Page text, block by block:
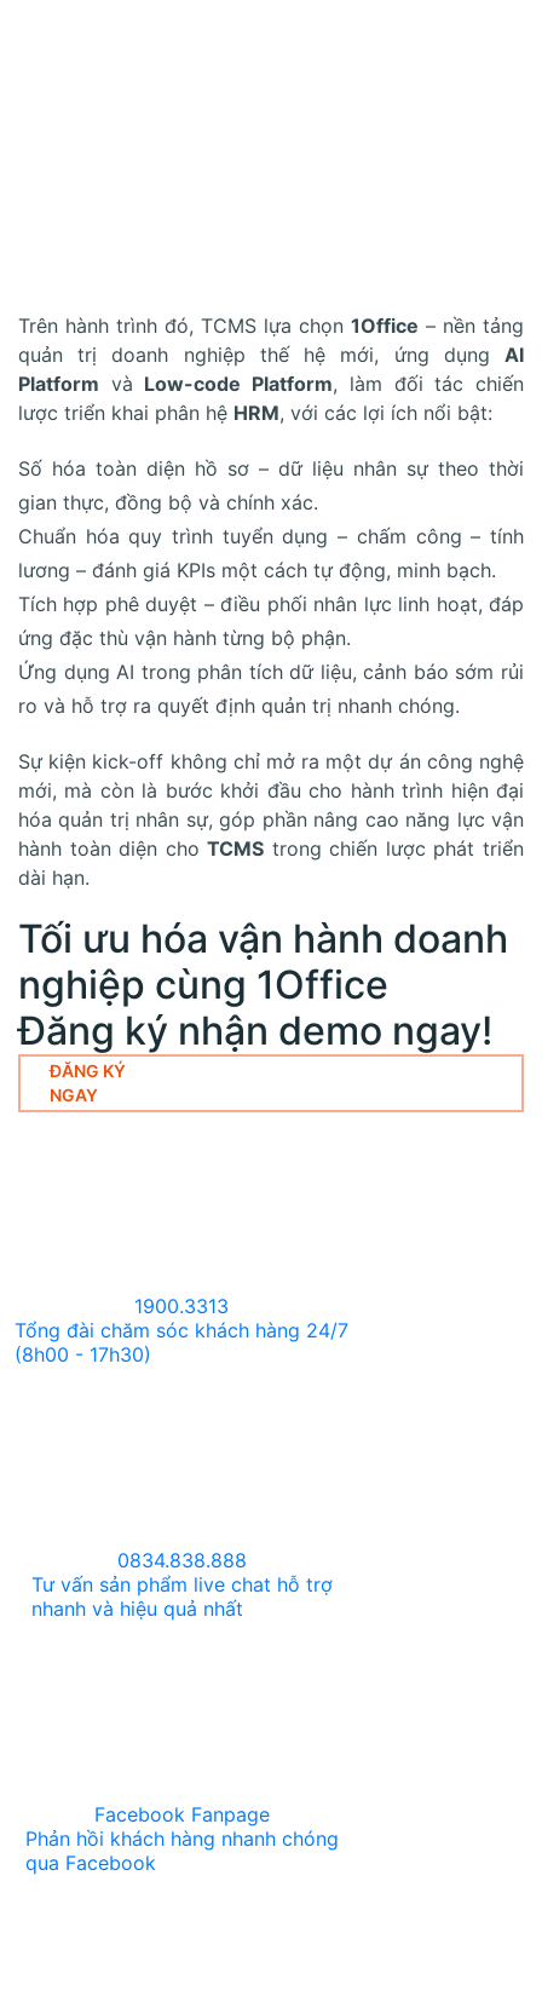
Trên hành trình đó, TCMS lựa chọn 1Office – nền tảng
quản trị doanh nghiệp thế hệ mới, ứng dụng AI
Platform và Low-code Platform, làm đối tác chiến
lược triển khai phân hệ HRM, với các lợi ích nổi bật:
Số hóa toàn diện hồ sơ – dữ liệu nhân sự theo thời
gian thực, đồng bộ và chính xác.
Chuẩn hóa quy trình tuyển dụng – chấm công – tính
lương – đánh giá KPIs một cách tự động, minh bạch.
Tích hợp phê duyệt – điều phối nhân lực linh hoạt, đáp
ứng đặc thù vận hành từng bộ phận.
Ứng dụng AI trong phân tích dữ liệu, cảnh báo sớm rủi
ro và hỗ trợ ra quyết định quản trị nhanh chóng.
Sự kiện kick-off không chỉ mở ra một dự án công nghệ
mới, mà còn là bước khởi đầu cho hành trình hiện đại
hóa quản trị nhân sự, góp phần nâng cao năng lực vận
hành toàn diện choTCMS trong chiến lược phát triển
dài hạn.
Tối ưu hóa vận hành doanh
nghiệp cùng 1Office
Đăng ký nhận demo ngay!
ĐĂNG KÝ
NGAY
1900.3313
Tổng đài chăm sóc khách hàng 24/7
(8h00 - 17h30)
0834.838.888
Tư vấn sản phẩm live chat hỗ trợ
nhanh và hiệu quả nhất
Facebook Fanpage
Phản hồi khách hàng nhanh chóng
qua Facebook